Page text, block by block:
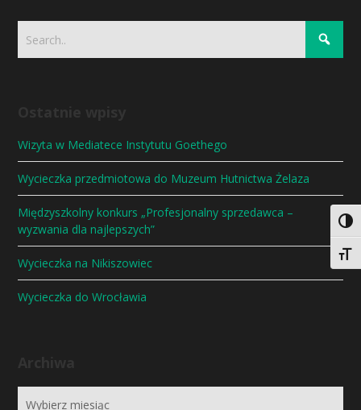
Wizyta w Mediatece Instytutu Goethego
Wycieczka przedmiotowa do Muzeum Hutnictwa Żelaza
Międzyszkolny konkurs „Profesjonalny sprzedawca –
wyzwania dla najlepszych”
Wycieczka na Nikiszowiec
Wycieczka do Wrocławia